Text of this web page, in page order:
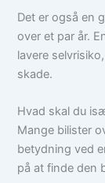
Det er også en
over et par år.
lavere
skade.
Hvad skal du
Mange bilister
betydning ved
på at finde den